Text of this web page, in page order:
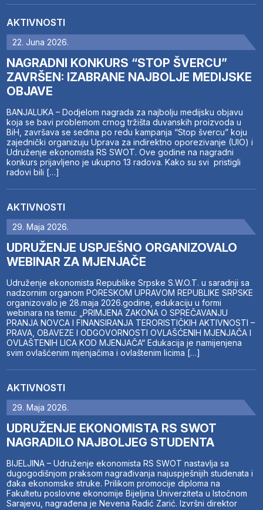
AKTIVNOSTI
22. Juna 2026.
NAGRADNI KONKURS “STOP ŠVERCU”
ZAVRŠEN: IZABRANE NAJBOLJE MEDIJSKE
OBJAVE
BANJALUKA – Dodjelom nagrada za najbolju medijsku objavu
koja se bavi problemom crnog tržišta duvanskih proizvoda u
BiH, završava se sedma po redu kampanja “Stop švercu” koju
zajednički organizuju Uprava za indirektno oporezivanje (UIO) i
Udruženje ekonomista RS SWOT. Ove godine na nagradni
konkurs prijavljeno je ukupno 13 radova. Kako su svi pristigli
radovi bili […]
AKTIVNOSTI
29. Maja 2026.
UDRUŽENJE USPJEŠNO ORGANIZOVALO
WEBINAR ZA MJENJAČE
Udruženje ekonomista Republike Srpske S.W.O.T. u saradnji sa
nadzornim organom PORESKOM UPRAVOM REPUBLIKE SRPSKE
organizovalo je 28.maja 2026.godine, edukaciju u formi
webinara na temu: „PRIMJENA ZAKONA O SPREČAVANJU
PRANJA NOVCA I FINANSIRANJA TERORISTIČKIH AKTIVNOSTI –
PRAVA, OBAVEZE I ODGOVORNOSTI OVLAŠĆENIH MJENJAČA I
OVLAŠTENIH LICA KOD MJENJAČA“ Edukacija je namijenjena
svim ovlašćenim mjenjačima i ovlaštenim licima […]
AKTIVNOSTI
29. Maja 2026.
UDRUŽENJE EKONOMISTA RS SWOT
NAGRADILO NAJBOLJEG STUDENTA
BIJELJINA – Udruženje ekonomista RS SWOT nastavlja sa
dugogodišnjom praksom nagrađivanja najuspješnijih studenata i
đaka ekonomske struke. Prilikom promocije diploma na
Fakultetu poslovne ekonomije Bijeljina Univerziteta u Istočnom
Sarajevu, nagrađena je Nevena Radić Zarić. Izvršni direktor